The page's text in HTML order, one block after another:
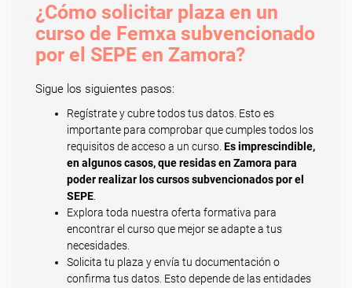
¿Cómo solicitar plaza en un
curso de Femxa subvencionado
por el SEPE en Zamora?
Sigue los siguientes pasos:
Regístrate y cubre todos tus datos. Esto es
importante para comprobar que cumples todos los
requisitos de acceso a un curso. Es imprescindible,
en algunos casos, que residas en Zamora para
poder realizar los cursos subvencionados por el
SEPE
Explora toda nuestra oferta formativa para
encontrar el curso que mejor se adapte a tus
necesidades.
Solicita tu plaza y envía tu documentación o
confirma tus datos. Esto depende de las entidades